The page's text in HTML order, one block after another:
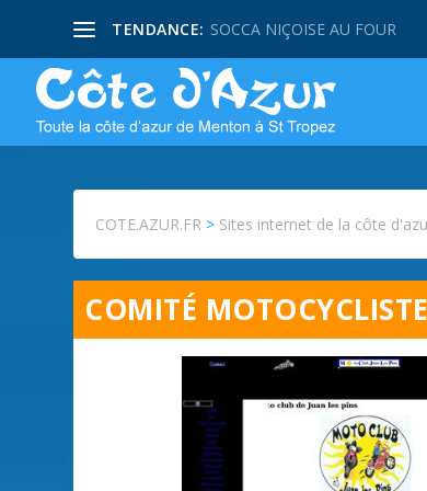
TENDANCE: SOCCA NIÇOISE AU FOUR
COTE.AZUR.FR > Sites internet de la côte
COMITÉ